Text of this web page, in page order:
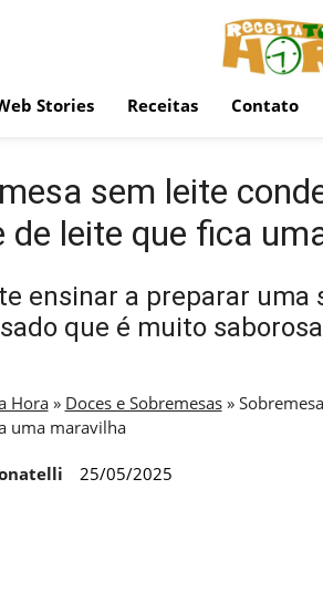
Stories Receitas Contato
sem leite
de leite que fica
ensinar a preparar uma
que é muito
Hora» Doces e Sobremesas»
uma maravilha
25/05/2025